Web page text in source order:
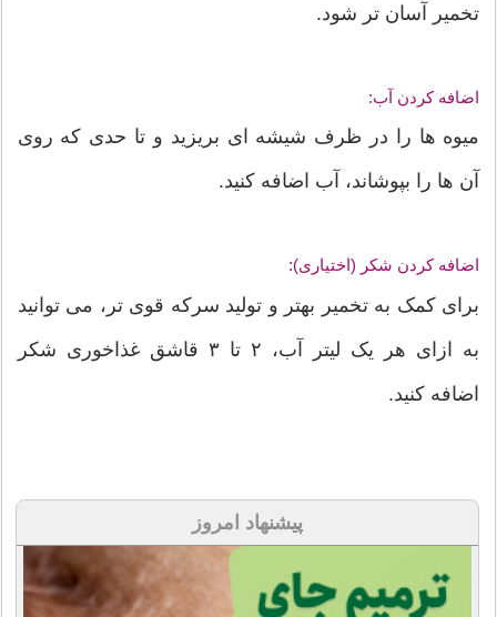
تخمیر آسان تر شود.
اضافه کردن آب:
میوه ها را در ظرف شیشه ای بریزید و تا حدی که روی
آن ها را بپوشاند، آب اضافه کنید.
اضافه کردن شکر (اختیاری):
برای کمک به تخمیر بهتر و تولید سرکه قوی تر، می توانید
به ازای هر یک لیتر آب، ۲ تا ۳ قاشق غذاخوری شکر
اضافه کنید.
پیشنهاد امروز